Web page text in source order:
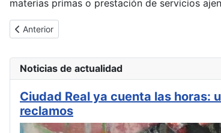
materias primas o prestación de servicios
Artículo anterior: CASTILLA-LA MANCHA ACTIVA SE
Anterior
Noticias de actualidad
Ciudad Real ya cuenta las horas:
reclamos